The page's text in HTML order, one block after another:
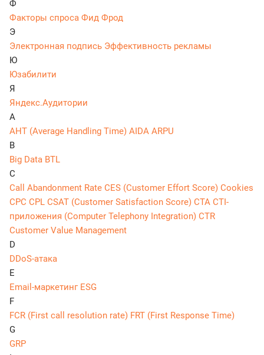
Ф
Факторы спроса Фид Фрод
Э
Электронная подпись Эффективность рекламы
Ю
Юзабилити
Я
Яндекс.Аудитории
A
AHT (Average Handling Time) AIDA ARPU
B
Big Data BTL
C
Call Abandonment Rate CES (Customer Effort Score) Cookies
CPC CPL CSAT (Customer Satisfaction Score) CTA CTI-
приложения (Computer Telephony Integration) CTR
Customer Value Management
D
DDoS-атака
E
Email-маркетинг ESG
F
FCR (First call resolution rate) FRT (First Response Time)
G
GRP